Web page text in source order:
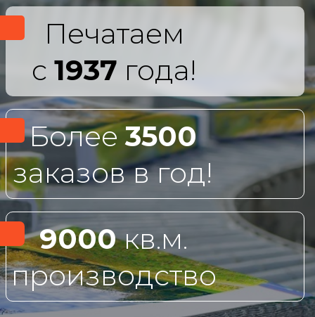
9000кв.м.
производство
Более3500
заказов в год!
Печатаем
с 1937 года!